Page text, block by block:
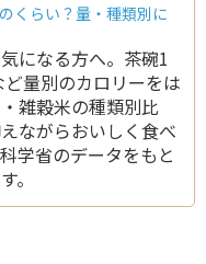
くらい？量・種類別に
になる方へ。茶碗1
量別のカロリーをは
雑穀米の種類別比
ながらおいしく食べ
学省のデータをもと
。